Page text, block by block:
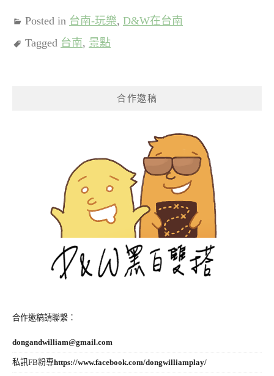
Posted in 台南-玩樂, D&W在台南
Tagged 台南, 景點
合作邀稿
合作邀稿請聯繫：
dongandwilliam@gmail.com
私訊FB粉專https://www.facebook.com/dongwilliamplay/